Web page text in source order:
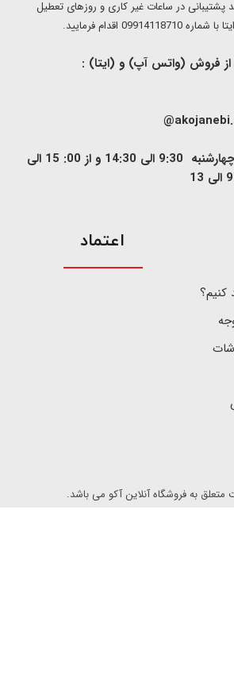
پشتیبانی در ساعات غیر کاری و روزهای تعطیل
اقدام فرمایید.
فروش (واتس آپ) و (ایتا) :
ساعت کاری : شنبه تا چهارشنبه 9:30 الی 14:30 و از 00: 15 الی
کنیم؟
به فروشگاه آنلاین آکو می باشد.
اعتماد